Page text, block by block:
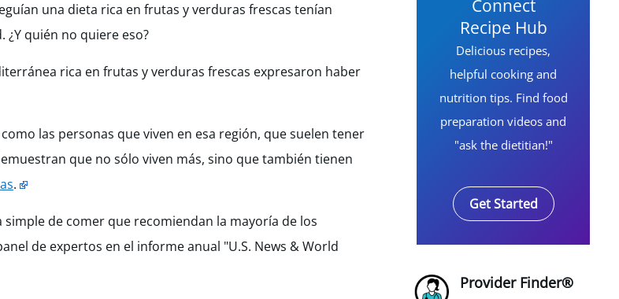
Connect
Recipe Hub
Delicious recipes,
helpful cooking and
nutrition tips. Find food
preparation videos and
"ask the dietitian!"
Get Started
Provider Finder®
una dieta rica en frutas y verduras frescas tenían
quién no quiere eso?
rica en frutas y verduras frescas expresaron haber
las personas que viven en esa región, que suelen tener
que no sólo viven más, sino que también tienen
.
de comer que recomiendan la mayoría de los
de expertos en el informe anual "U.S. News & World